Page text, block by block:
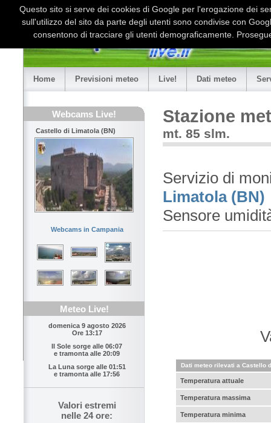
Home Previsioni meteo Live! Dati meteo
Webcams Live!
Castello di Limatola (BN)
Webcams in Campania
Meteo Live!
domenica 9 agosto 2026
Ore 13:17
Il Sole sorge alle 06:07
e tramonta alle 20:09
La Luna sorge alle 01:51
e tramonta alle 17:56
Valori estremi
nelle 24 ore:
Stazione
mt. 85 slm.
Servizio di
Limatola (BN)
Sensore
Dati meteo rilevati a Castello
Temperatura attuale
Temperatura massima
Temperatura minima
Questo sito si serve dei cookies di Google per l'erogazione dei
sull'utilizzo del sito da parte degli utenti sono condivise con
consentono di tracciare gli utenti demograficamente.